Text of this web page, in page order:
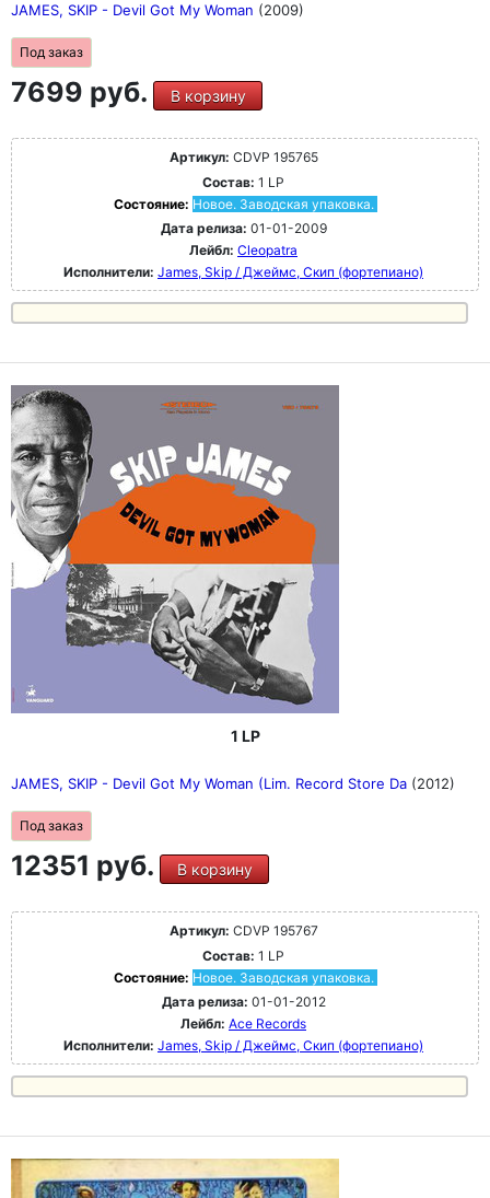
JAMES, SKIP - Devil Got My Woman (2009)
Под заказ
7699 руб. В корзину
Артикул: CDVP 195765
Состав: 1 LP
Состояние: Новое. Заводская упаковка.
Дата релиза: 01-01-2009
Лейбл: Cleopatra
Исполнители: James, Skip / Джеймс, Скип (фортепиано)
1 LP
JAMES, SKIP - Devil Got My Woman (Lim. Record Store Da (2012)
Под заказ
12351 руб. В корзину
Артикул: CDVP 195767
Состав: 1 LP
Состояние: Новое. Заводская упаковка.
Дата релиза: 01-01-2012
Лейбл: Ace Records
Исполнители: James, Skip / Джеймс, Скип (фортепиано)